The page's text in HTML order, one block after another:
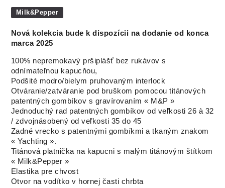
Milk&Pepper
Nová kolekcia bude k dispozícii na dodanie od konca
marca 2025
100% nepremokavý pršiplášť bez rukávov s
odnímateľnou kapucňou,
Podšité modro/bielym pruhovaným interlock
Otváranie/zatváranie pod bruškom pomocou titánových
patentných gombíkov s gravírovaním « M&P »
Jednoduchý rad patentných gombíkov od veľkosti 26 à 32
/ zdvojnásobený od veľkosti 35 do 45
Zadné vrecko s patentnými gombíkmi a tkaným znakom
« Yachting ».
Titánová platnička na kapucni s malým titánovým štítkom
« Milk&Pepper »
Elastika pre chvost
Otvor na vodítko v hornej časti chrbta